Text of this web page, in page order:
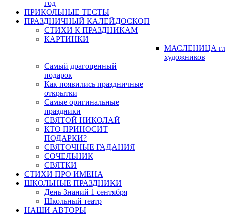
год
ПРИКОЛЬНЫЕ ТЕСТЫ
ПРАЗДНИЧНЫЙ КАЛЕЙДОСКОП
СТИХИ К ПРАЗДНИКАМ
КАРТИНКИ
МАСЛЕНИЦА
художников
Самый драгоценный
подарок
Как появились праздничные
открытки
Самые оригинальные
праздники
СВЯТОЙ НИКОЛАЙ
КТО ПРИНОСИТ
ПОДАРКИ?
СВЯТОЧНЫЕ ГАДАНИЯ
СОЧЕЛЬНИК
СВЯТКИ
СТИХИ ПРО ИМЕНА
ШКОЛЬНЫЕ ПРАЗДНИКИ
День Знаний 1 сентября
Школьный театр
НАШИ АВТОРЫ